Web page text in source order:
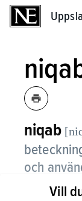
niqab
och
Vill